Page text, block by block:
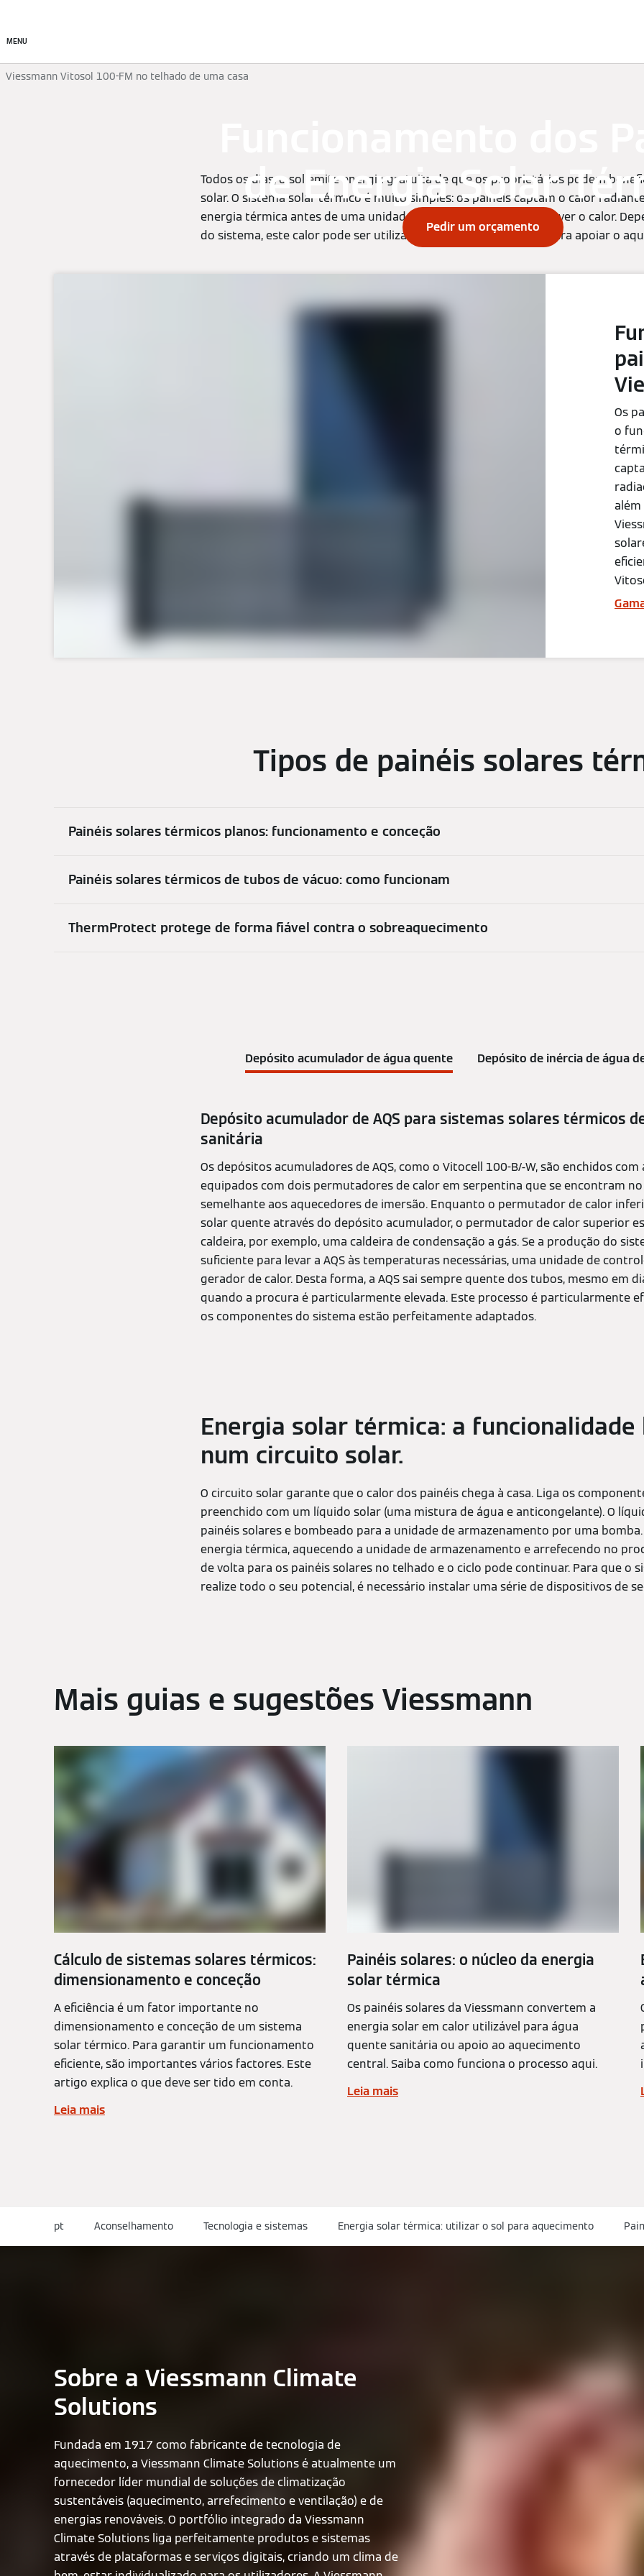
MENU
de Energia Solar
Pedir um orçamento
Viessmann Vitosol 100-FM no telhado de uma casa
Todos os dias, o sol emite energia gratuita de que os proprietários podem
solar. O sistema solar térmico é muito simples: os painéis captam o calor
energia térmica antes de uma unidade de armazenamento absorver o calor.
do sistema, este calor pode ser utilizado para aquecer água ou para apoiar o
Os
o
além
Tipos de painéis solares
Painéis solares térmicos planos: funcionamento e conceção
Painéis solares térmicos de tubos de vácuo: como funcionam
ThermProtect protege de forma fiável contra o sobreaquecimento
Depósito acumulador de água quente Depósito de inércia de água
Depósito acumulador de AQS para sistemas solares térmicos
sanitária
Os depósitos acumuladores de AQS, como o Vitocell 100-B/-W, são enchidos
equipados com dois permutadores de calor em serpentina que se encontram
semelhante aos aquecedores de imersão. Enquanto o permutador de calor
solar quente através do depósito acumulador, o permutador de calor superior
caldeira, por exemplo, uma caldeira de condensação a gás. Se a produção do
suficiente para levar a AQS às temperaturas necessárias, uma unidade de
gerador de calor. Desta forma, a AQS sai sempre quente dos tubos, mesmo em
quando a procura é particularmente elevada. Este processo é particularmente
os componentes do sistema estão perfeitamente adaptados.
Energia solar térmica: a funcionalidade
num circuito solar.
O circuito solar garante que o calor dos painéis chega à casa. Liga os
preenchido com um líquido solar (uma mistura de água e anticongelante). O
painéis solares e bombeado para a unidade de armazenamento por uma
energia térmica, aquecendo a unidade de armazenamento e arrefecendo no
de volta para os painéis solares no telhado e o ciclo pode continuar. Para que o
realize todo o seu potencial, é necessário instalar uma série de dispositivos de
Mais guias e sugestões Viessmann
Cálculo de sistemas solares térmicos:
dimensionamento e conceção
A eficiência é um fator importante no
dimensionamento e conceção de um sistema
solar térmico. Para garantir um funcionamento
eficiente, são importantes vários factores. Este
artigo explica o que deve ser tido em conta.
Leia mais
Painéis solares: o núcleo da energia
solar térmica
Os painéis solares da Viessmann convertem a
energia solar em calor utilizável para água
quente sanitária ou apoio ao aquecimento
central. Saiba como funciona o processo aqui.
Leia mais
pt Aconselhamento Tecnologia e sistemas Energia solar térmica: utilizar o sol para aquecimento
Sobre a Viessmann Climate
Solutions
Fundada em 1917 como fabricante de tecnologia de
aquecimento, a Viessmann Climate Solutions é atualmente um
fornecedor líder mundial de soluções de climatização
sustentáveis (aquecimento, arrefecimento e ventilação) e de
energias renováveis. O portfólio integrado da Viessmann
Climate Solutions liga perfeitamente produtos e sistemas
através de plataformas e serviços digitais, criando um clima de